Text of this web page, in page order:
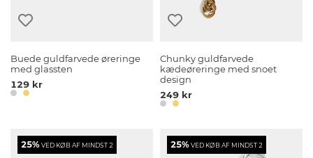
Buede guldfarvede øreringe
med glassten
129 kr
Chunky guldfarvede
kædeøreringe med snoet
design
249 kr
25%VED KØB AF MINDST 2 25%VED KØB AF MINDST 2